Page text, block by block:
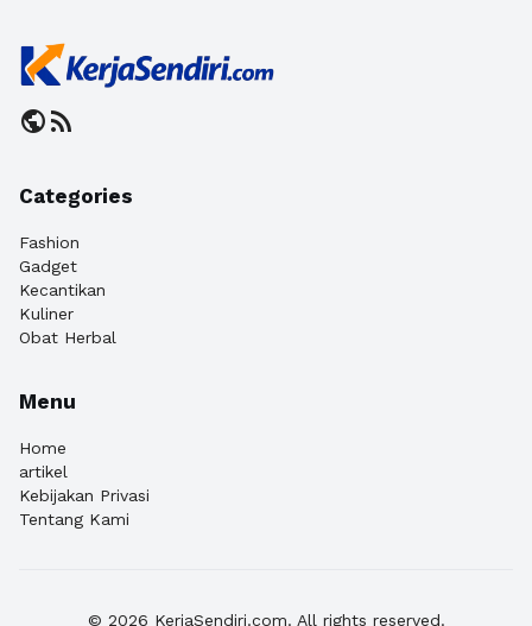
publicrss_feed
Categories
Fashion
Gadget
Kecantikan
Kuliner
Obat Herbal
Menu
Home
artikel
Kebijakan Privasi
Tentang Kami
© 2026 KerjaSendiri.com. All rights reserved.